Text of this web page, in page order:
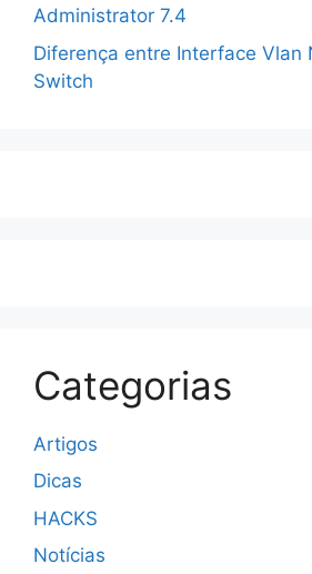
Administrator 7.4
Diferença entre Interface Vlan
Switch
Categorias
Artigos
Dicas
HACKS
Notícias